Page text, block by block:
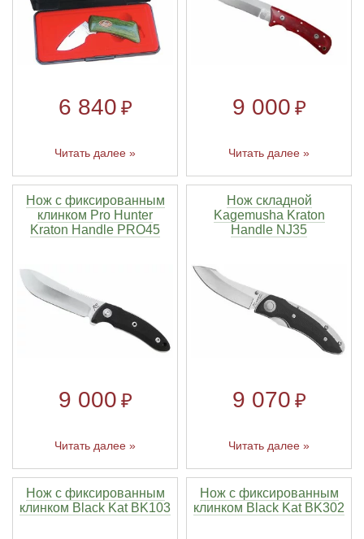
6 840 ₽
Читать далее »
9 000 ₽
Читать далее »
Нож с фиксированным
клинком Pro Hunter
Kraton Handle PRO45
9 000 ₽
Читать далее »
Нож складной
Kagemusha Kraton
Handle NJ35
9 070 ₽
Читать далее »
Нож с фиксированным
клинком Black Kat BK103
Нож с фиксированным
клинком Black Kat BK302